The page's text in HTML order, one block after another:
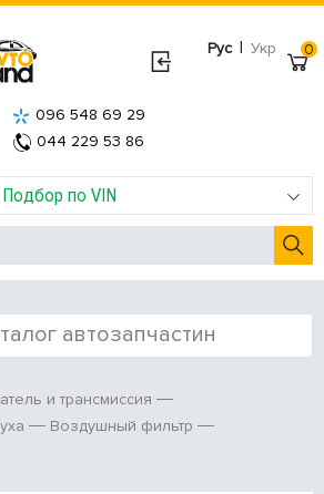
Рус | Укр
Подбор по VIN
096 548 69 29
044 229 53 86
0
автозапчастин
и трансмиссия
Воздушный фильтр